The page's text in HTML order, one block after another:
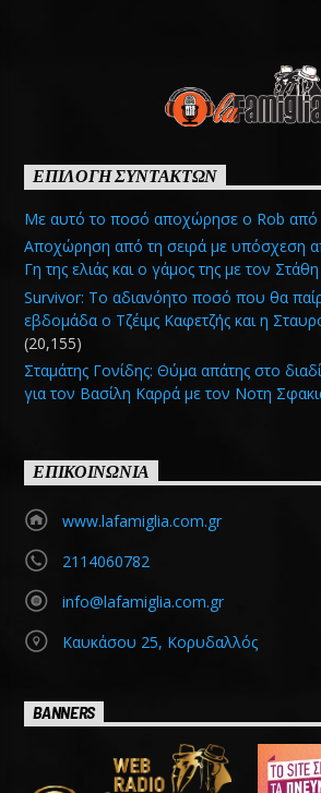
ΕΠΙΛΟΓΗ ΣΥΝΤΑΚΤΩΝ
Με αυτό το ποσό αποχώρησε ο Rob από
Αποχώρηση από τη σειρά με υπόσχεση
Γη της ελιάς και ο γάμος της με τον Στάθη
Survivor: Το αδιανόητο ποσό που θα
εβδομάδα ο Τζέιμς Καφετζής και η
(20,155)
Σταμάτης Γονίδης: Θύμα απάτης στο
για τον Βασίλη Καρρά με τον Νοτη
ΕΠΙΚΟΙΝΩΝΙΑ
www.lafamiglia.com.gr
2114060782
info@lafamiglia.com.gr
Καυκάσου 25, Κορυδαλλός
BANNERS